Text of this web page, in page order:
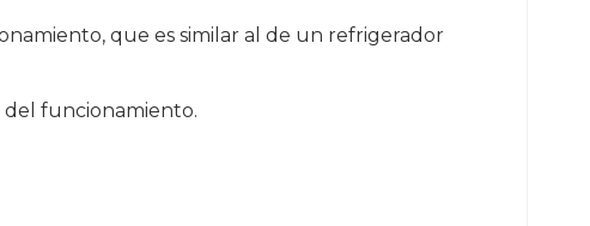
que es similar al de un refrigerador
funcionamiento.